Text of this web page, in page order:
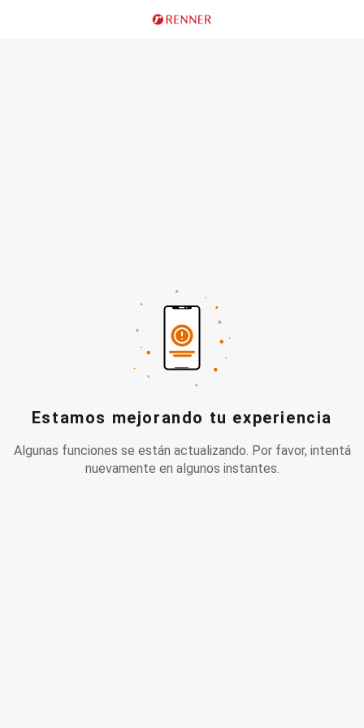
Estamos mejorando tu experiencia
Algunas funciones se están actualizando. Por favor, intentá
nuevamente en algunos instantes.